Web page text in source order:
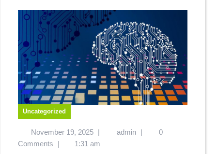
Uncategorized
November 19, 2025 | admin |
0
Comments
| 1:31 am